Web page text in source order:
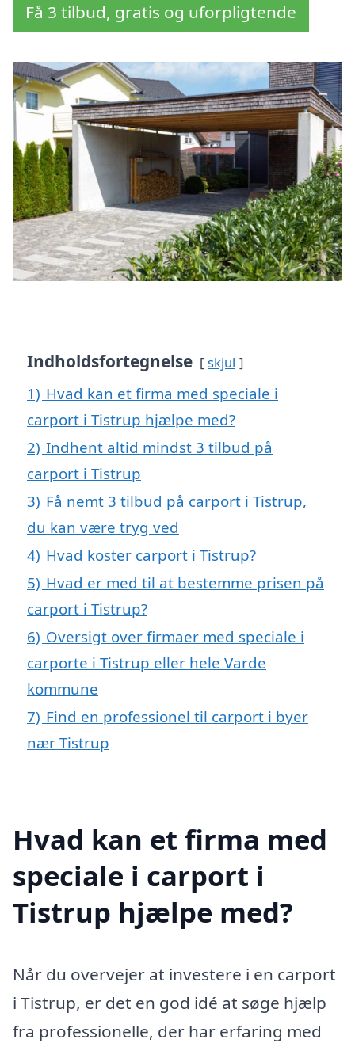
Få 3 tilbud, gratis og uforpligtende
Indholdsfortegnelse skjul
1) Hvad kan et firma med speciale i
carport i Tistrup hjælpe med?
2) Indhent altid mindst 3 tilbud på
carport i Tistrup
3) Få nemt 3 tilbud på carport i Tistrup,
du kan være tryg ved
4) Hvad koster carport i Tistrup?
5) Hvad er med til at bestemme prisen på
carport i Tistrup?
6) Oversigt over firmaer med speciale i
carporte i Tistrup eller hele Varde
kommune
7) Find en professionel til carport i byer
nær Tistrup
Hvad kan et firma med
speciale i carport i
Tistrup hjælpe med?
Når du overvejer at investere i en carport
i Tistrup, er det en god idé at søge hjælp
fra professionelle, der har erfaring med